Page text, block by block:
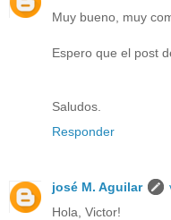
Muy bueno, muy
Espero que el post
Saludos.
Responder
josé M. Aguilar
Hola, Victor!